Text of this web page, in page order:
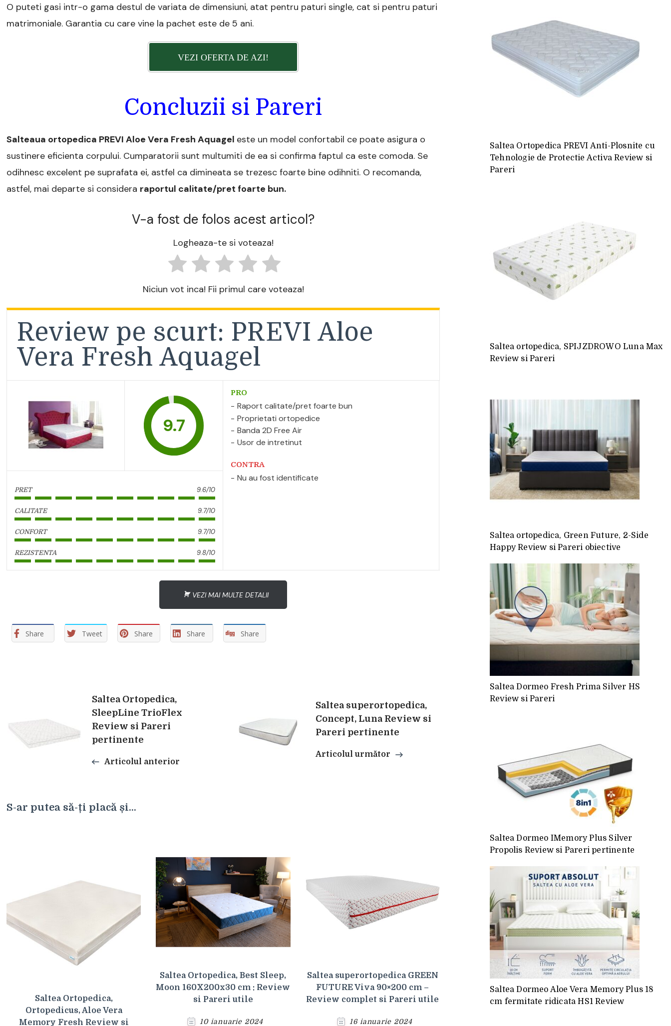
O puteti gasi intr-o gama destul de variata de dimensiuni, atat pentru paturi single, cat si pentru paturi
matrimoniale. Garantia cu care vine la pachet este de 5 ani.
VEZI OFERTA DE AZI!
Concluzii si Pareri
Salteaua ortopedica PREVI Aloe Vera Fresh Aquagel este un model confortabil ce poate asigura o
sustinere eficienta corpului. Cumparatorii sunt multumiti de ea si confirma faptul ca este comoda. Se
odihnesc excelent pe suprafata ei, astfel ca dimineata se trezesc foarte bine odihniti. O recomanda,
astfel, mai departe si considera raportul calitate/pret foarte bun.
V-a fost de folos acest articol?
Logheaza-te si voteaza!
Niciun vot inca! Fii primul care voteaza!
Review pe scurt: PREVI Aloe
Vera Fresh Aquagel
9.7
PRET 9.6/10
CALITATE 9.7/10
CONFORT 9.7/10
REZISTENTA 9.8/10
PRO
Raport calitate/pret foarte bun
Proprietati ortopedice
Banda 2D Free Air
Usor de intretinut
CONTRA
Nu au fost identificate
VEZI MAI MULTE DETALII
Share Tweet Share Share Share
Navigare
în
articole
Saltea Ortopedica,
SleepLine TrioFlex
Review si Pareri
pertinente
Articolul anterior
Saltea superortopedica,
Concept, Luna Review si
Pareri pertinente
Articolul următor
S-ar putea să-ți placă și...
Saltea Ortopedica,
Ortopedicus, Aloe Vera
Memory Fresh Review si
Saltea Ortopedica, Best Sleep,
Moon 160X200x30 cm : Review
si Pareri utile
10 ianuarie 2024
Saltea superortopedica GREEN
FUTURE Viva 90×200 cm –
Review complet si Pareri utile
16 ianuarie 2024
Saltea Ortopedica PREVI Anti-Plosnite cu
Tehnologie de Protectie Activa Review si
Pareri
Saltea ortopedica, SPIJZDROWO Luna Max
Review si Pareri
Saltea ortopedica, Green Future, 2-Side
Happy Review si Pareri obiective
Saltea Dormeo Fresh Prima Silver HS
Review si Pareri
Saltea Dormeo IMemory Plus Silver
Propolis Review si Pareri pertinente
Saltea Dormeo Aloe Vera Memory Plus 18
cm fermitate ridicata HS1 Review